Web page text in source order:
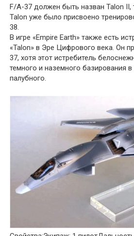
F/A-37 должен быть назван Talon II,
Talon уже было присвоено
38.
В игре «Empire Earth» также есть
«Talon» в Эре Цифрового века. Он
37, хотя этот истребитель
темного и наземного базирования в
палубного.